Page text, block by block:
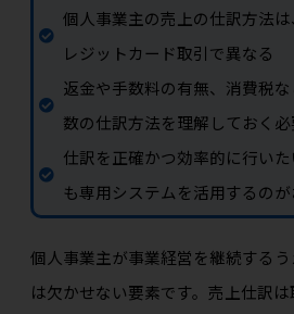
個人事業主の売上の仕訳方法
レジットカード取引で異なる
返金や手数料の有無、消費税
数の仕訳方法を理解しておく必
仕訳を正確かつ効率的に行い
も専用システムを活用するの
個人事業主が事業経営を継続する
は欠かせない要素です。売上仕訳